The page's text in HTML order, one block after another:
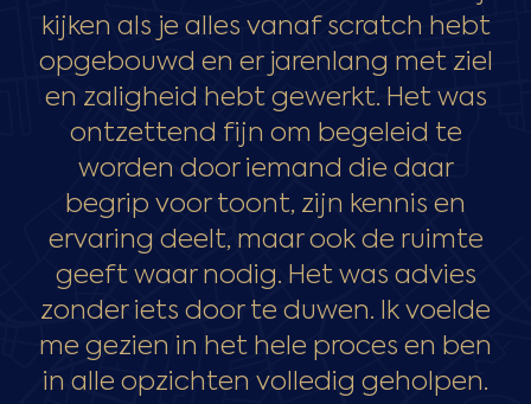
kijken als je alles vanaf scratch hebt
opgebouwd en er jarenlang met ziel
en zaligheid hebt gewerkt. Het was
ontzettend fijn om begeleid te
worden door iemand die daar
begrip voor toont, zijn kennis en
ervaring deelt, maar ook de ruimte
geeft waar nodig. Het was advies
zonder iets door te duwen. Ik voelde
me gezien in het hele proces en ben
in alle opzichten volledig geholpen.